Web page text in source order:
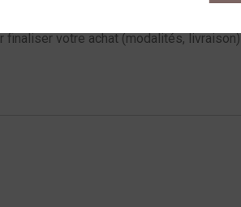
finaliser votre achat (modalités, livraison)